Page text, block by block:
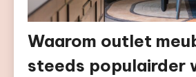
Waarom outlet
steeds populairder